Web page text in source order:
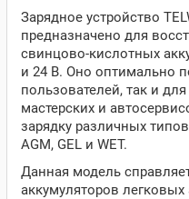
Зарядное устройство
предназначено для
свинцово-кислотных
и 24 В. Оно оптимально
пользователей, так и
мастерских и
зарядку различных
AGM, GEL и WET.
Данная модель
аккумуляторов